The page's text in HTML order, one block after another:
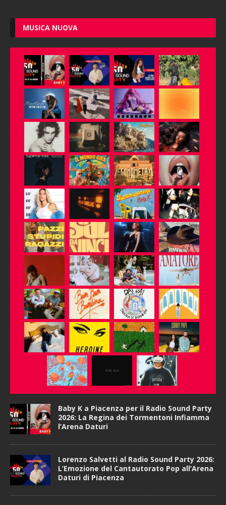
MUSICA NUOVA
Baby K a Piacenza per il Radio Sound Party
2026: La Regina dei Tormentoni Infiamma
l’Arena Daturi
Lorenzo Salvetti al Radio Sound Party 2026:
L’Emozione del Cantautorato Pop all’Arena
Daturi di Piacenza